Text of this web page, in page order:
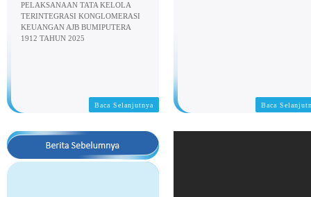
PELAKSANAAN TATA KELOLA
TERINTEGRASI KONGLOMERASI
KEUANGAN AJB BUMIPUTERA
1912 TAHUN 2025
Baca Selanjutnya Baca